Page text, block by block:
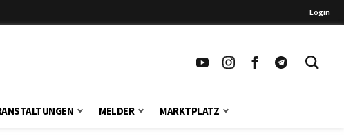
Login
MELDER MARKTPLATZ